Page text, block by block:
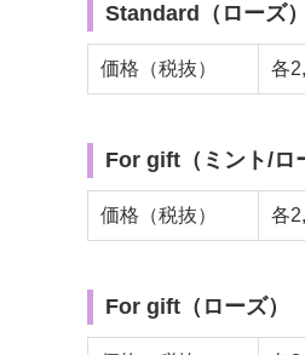
Standard（ローズ）
価格（税抜） 各
For gift（ミント/ロ
価格（税抜） 各
For gift（ローズ）